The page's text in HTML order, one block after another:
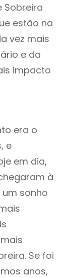
Sobreira
estão na
vez mais
e da
impacto
era o
e
em dia,
à
sonho
Se foi
anos,